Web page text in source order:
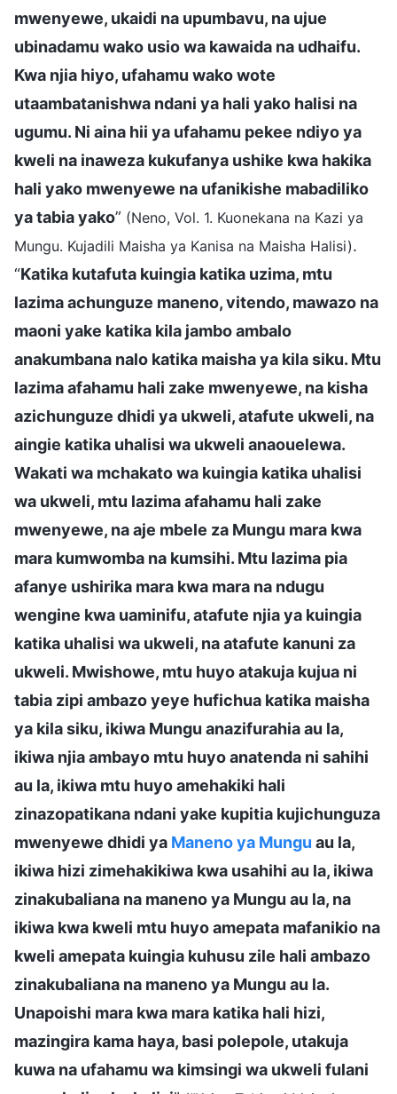
mwenyewe, ukaidi na upumbavu, na ujue
ubinadamu wako usio wa kawaida na udhaifu.
Kwa njia hiyo, ufahamu wako wote
utaambatanishwa ndani ya hali yako halisi na
ugumu. Ni aina hii ya ufahamu pekee ndiyo ya
kweli na inaweza kukufanya ushike kwa hakika
hali yako mwenyewe na ufanikishe mabadiliko
ya tabia yako” (Neno, Vol. 1. Kuonekana na Kazi ya
Mungu. Kujadili Maisha ya Kanisa na Maisha Halisi).
“Katika kutafuta kuingia katika uzima, mtu
lazima achunguze maneno, vitendo, mawazo na
maoni yake katika kila jambo ambalo
anakumbana nalo katika maisha ya kila siku. Mtu
lazima afahamu hali zake mwenyewe, na kisha
azichunguze dhidi ya ukweli, atafute ukweli, na
aingie katika uhalisi wa ukweli anaouelewa.
Wakati wa mchakato wa kuingia katika uhalisi
wa ukweli, mtu lazima afahamu hali zake
mwenyewe, na aje mbele za Mungu mara kwa
mara kumwomba na kumsihi. Mtu lazima pia
afanye ushirika mara kwa mara na ndugu
wengine kwa uaminifu, atafute njia ya kuingia
katika uhalisi wa ukweli, na atafute kanuni za
ukweli. Mwishowe, mtu huyo atakuja kujua ni
tabia zipi ambazo yeye hufichua katika maisha
ya kila siku, ikiwa Mungu anazifurahia au la,
ikiwa njia ambayo mtu huyo anatenda ni sahihi
au la, ikiwa mtu huyo amehakiki hali
zinazopatikana ndani yake kupitia kujichunguza
mwenyewe dhidi ya Maneno ya Mungu au la,
ikiwa hizi zimehakikiwa kwa usahihi au la, ikiwa
zinakubaliana na maneno ya Mungu au la, na
ikiwa kwa kweli mtu huyo amepata mafanikio na
kweli amepata kuingia kuhusu zile hali ambazo
zinakubaliana na maneno ya Mungu au la.
Unapoishi mara kwa mara katika hali hizi,
mazingira kama haya, basi polepole, utakuja
kuwa na ufahamu wa kimsingi wa ukweli fulani